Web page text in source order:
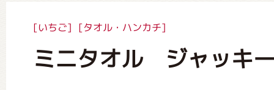
[いちご] [タオル・ハンカチ]
ミニタオル ジャッキ
絵本・作家紹介